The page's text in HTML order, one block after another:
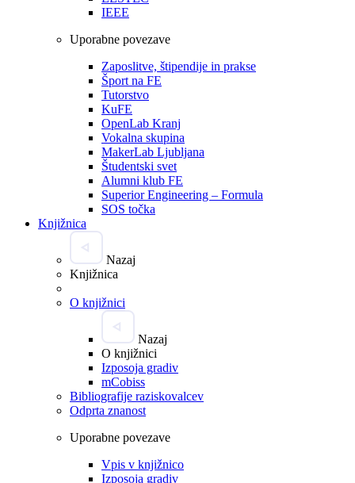
IEEE
Uporabne povezave
Zaposlitve, štipendije in prakse
Šport na FE
Tutorstvo
KuFE
OpenLab Kranj
Vokalna skupina
MakerLab Ljubljana
Študentski svet
Alumni klub FE
Superior Engineering – Formula
SOS točka
Knjižnica
Nazaj
Knjižnica
O knjižnici
Nazaj
O knjižnici
Izposoja gradiv
mCobiss
Bibliografije raziskovalcev
Odprta znanost
Uporabne povezave
Vpis v knjižnico
Izposoja gradiv